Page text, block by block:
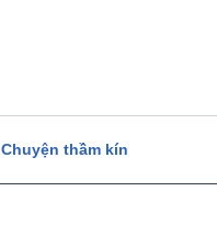
Chuyện thầm kín